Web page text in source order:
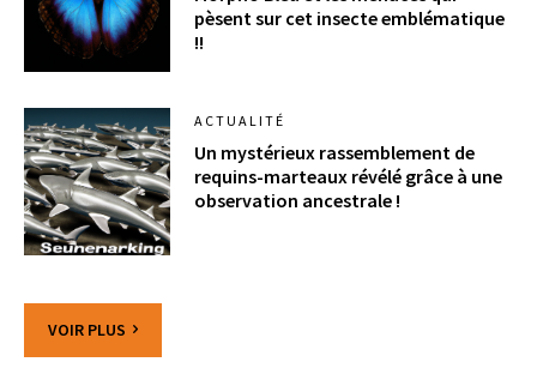
pèsent sur cet insecte emblématique
!!
ACTUALITÉ
Un mystérieux rassemblement de
requins-marteaux révélé grâce à une
observation ancestrale !
VOIR PLUS